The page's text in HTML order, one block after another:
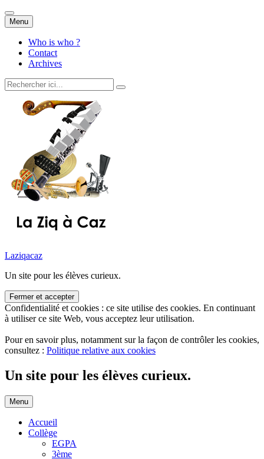
Menu Aller
au
contenu
Who is who ?
Contact
Archives
Recherche
pour
Laziqacaz
Un site pour les élèves curieux.
Confidentialité et cookies : ce site utilise des cookies. En continuant
à utiliser ce site Web, vous acceptez leur utilisation.
Pour en savoir plus, notamment sur la façon de contrôler les cookies,
consultez : Politique relative aux cookies
Un site pour les élèves curieux.
Menu Aller
au
contenu
Accueil
Collège
EGPA
3ème